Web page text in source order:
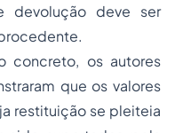
devolução deve ser
concreto, os autores
que os valores
restituição se pleiteia